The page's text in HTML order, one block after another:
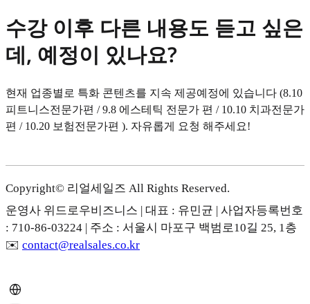
수강 이후 다른 내용도 듣고 싶은
데, 예정이 있나요?
현재 업종별로 특화 콘텐츠를 지속 제공예정에 있습니다 (8.10
피트니스전문가편 / 9.8 에스테틱 전문가 편 / 10.10 치과전문가
편 / 10.20 보험전문가편 ). 자유롭게 요청 해주세요!
Copyright© 리얼세일즈 All Rights Reserved.
운영사 위드로우비즈니스 | 대표 : 유민균 | 사업자등록번호
: 710-86-03224 | 주소 : 서울시 마포구 백범로10길 25, 1층
✉️ contact@realsales.co.kr